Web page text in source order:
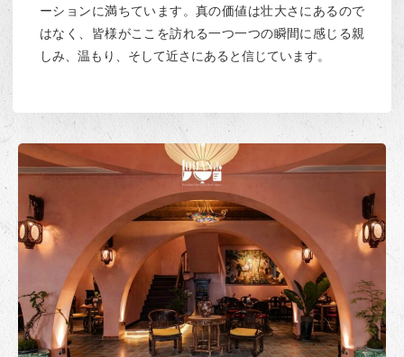
ーションに満ちています。真の価値は壮大さにあるので
はなく、皆様がここを訪れる一つ一つの瞬間に感じる親
しみ、温もり、そして近さにあると信じています。